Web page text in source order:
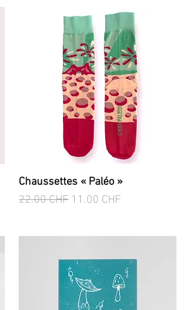
Aperçu rapide
Chaussettes « Paléo »
Prix original
22.00 CHF Prix promotionnel
11.00 CHF